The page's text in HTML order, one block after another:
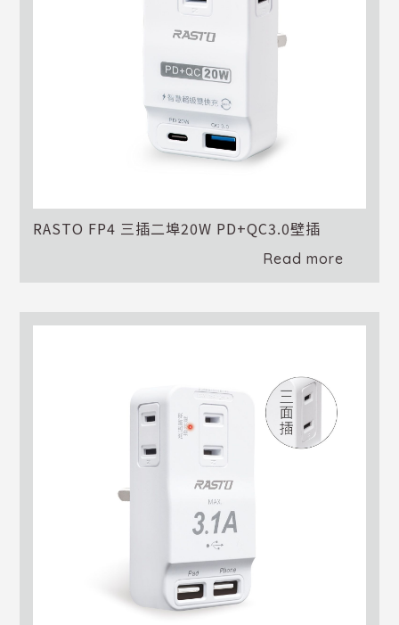
RASTO FP4 三插二埠20W PD+QC3.0壁插
Read more